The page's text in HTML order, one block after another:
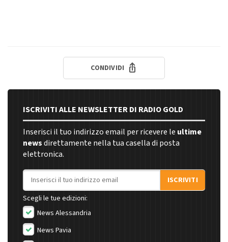
CONDIVIDI
ISCRIVITI ALLE NEWSLETTER DI RADIO GOLD
Inserisci il tuo indirizzo email per ricevere le ultime
newsdirettamente nella tua casella di posta
elettronica.
Indirizzo email
ISCRIVITI
Scegli le tue edizioni:
News Alessandria
News Pavia